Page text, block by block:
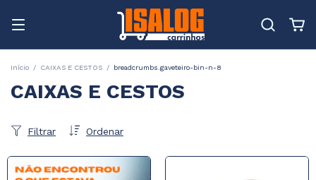
Início / CAIXAS E CESTOS / breadcrumbs.gaveteiro-bin-n-8
CAIXAS E CESTOS
Ordenar
Filtrar